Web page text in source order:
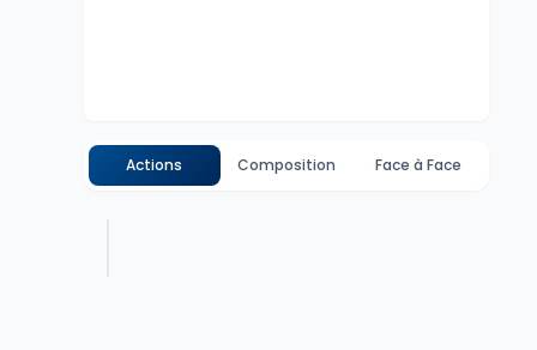
Actions Composition Face à Face